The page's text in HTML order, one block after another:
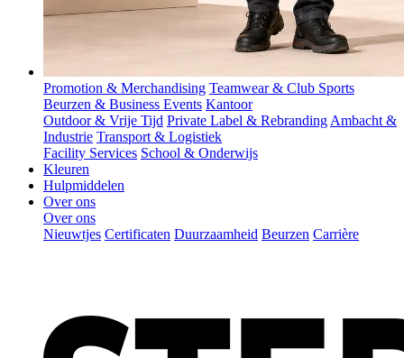
Promotion & Merchandising Teamwear & Club Sports
Beurzen & Business Events Kantoor
Outdoor & Vrije Tijd Private Label & Rebranding Ambacht &
Industrie Transport & Logistiek
Facility Services School & Onderwijs
Kleuren
Hulpmiddelen
Over ons
Over ons
Nieuwtjes Certificaten Duurzaamheid Beurzen Carrière